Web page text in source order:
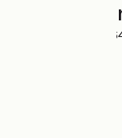
8 Place du Bayaa